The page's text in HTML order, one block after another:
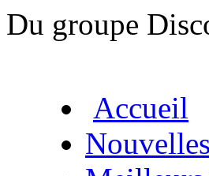
Du groupe
Accueil